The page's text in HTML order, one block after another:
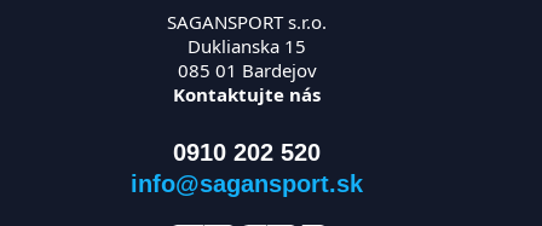
SAGANSPORT s.r.o.
Duklianska 15
085 01 Bardejov
Kontaktujte nás
0910 202 520
info@sagansport.sk